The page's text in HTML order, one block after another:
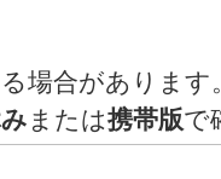
場合があります
または携帯版で